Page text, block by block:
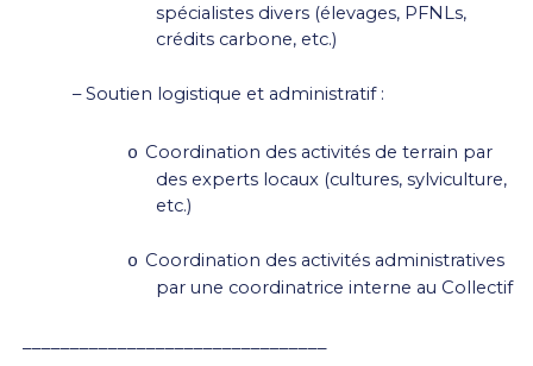
spécialistes divers (élevages, PFNLs,
crédits carbone, etc.)
–Soutien logistique et administratif :
o Coordination des activités de terrain par
des experts locaux (cultures, sylviculture,
etc.)
o Coordination des activités administratives
par une coordinatrice interne au Collectif